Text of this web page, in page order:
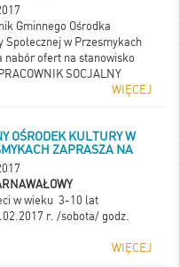
Gminnego Ośrodka
Społecznej w Przesmykach
nabór ofert na stanowisko
SOCJALNY
WIĘCEJ
OŚRODEK KULTURY W
ZAPRASZA NA
w wieku 3-10 lat
r. /sobota/ godz.
WIĘCEJ